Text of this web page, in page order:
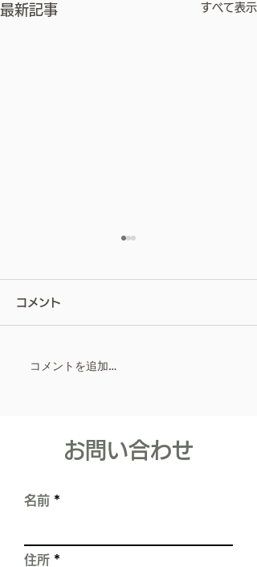
最新記事 すべて表示
が屋根カバー工法を勧め
る理由ー
人としての裏話 ― こんにち
す。 長くなりますが、私の
職人としての経験をお話しし
屋根の塗装工事をしていた時
る、 住まいの中でとても重
コメント
コメントを追加…
​お問い合わせ
名前
住所